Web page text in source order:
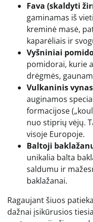
Fava (skaldyti
gaminamas iš
kreminė masė,
kaparėliais ir
Vyšniniai
pomidorai, kurie
drėgmės,
Vulkaninis
auginamos
formacijose
nuo stiprių vėjų.
visoje Europoje.
Baltoji
unikalia balta
saldumu ir
baklažanai.
Ragaujant šiuos
dažnai įsikūrusios